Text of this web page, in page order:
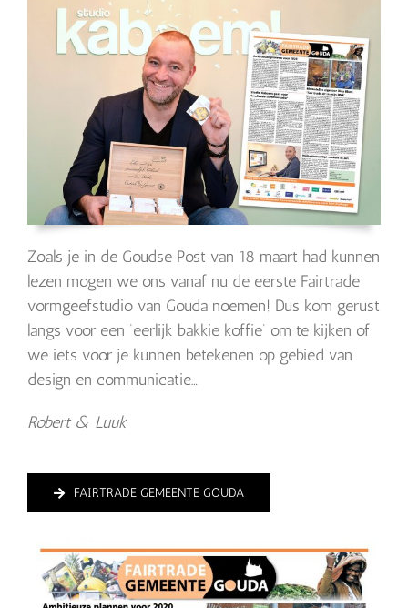
Zoals je in de Goudse Post van 18 maart had kunnen
lezen mogen we ons vanaf nu de eerste Fairtrade
vormgeefstudio van Gouda noemen! Dus kom gerust
langs voor een ‘eerlijk bakkie koffie’ om te kijken of
we iets voor je kunnen betekenen op gebied van
design en communicatie…
Robert & Luuk
FAIRTRADE GEMEENTE GOUDA